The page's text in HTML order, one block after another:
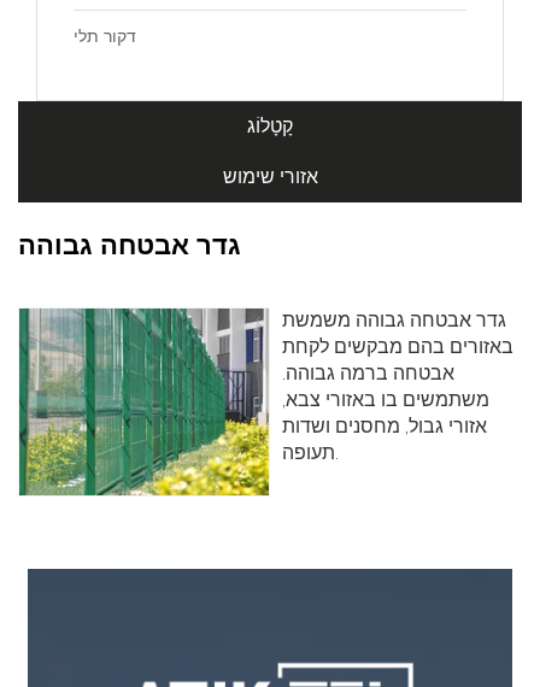
דקור תלי
קָטָלוֹג
אזורי שימוש
גדר אבטחה גבוהה
גדר אבטחה גבוהה משמשת
באזורים בהם מבקשים לקחת
אבטחה ברמה גבוהה.
משתמשים בו באזורי צבא,
אזורי גבול, מחסנים ושדות
תעופה.